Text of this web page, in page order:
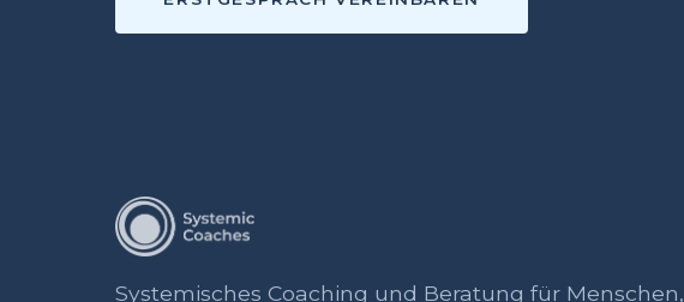
Systemisches Coaching und Beratung für Menschen,